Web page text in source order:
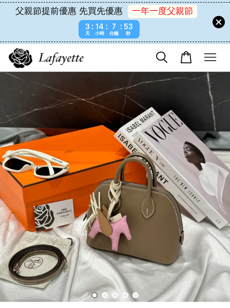
父親節提前優惠 先買先優惠
一年一度父親節
3
天
14
小時
7
分鐘
53
秒